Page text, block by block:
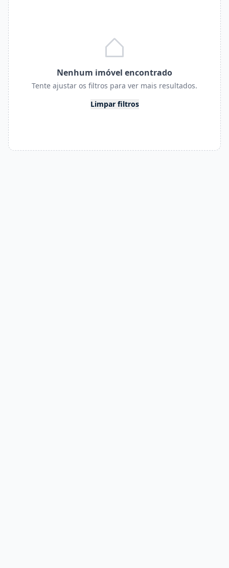
Nenhum imóvel encontrado
Tente ajustar os filtros para ver mais resultados.
Limpar filtros